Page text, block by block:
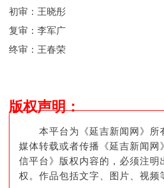
初审：王晓彤
复审：李军广
终审：王春荣
版权声明：
本平台为《延吉新闻网》所
媒体转载或者传播《延吉新闻网
信平台》版权内容的，必须注明
权。作品包括文字、图片 、视频